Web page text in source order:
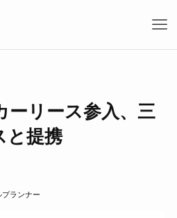
買取サービス
ーリース参入、三
と提携
ランナー